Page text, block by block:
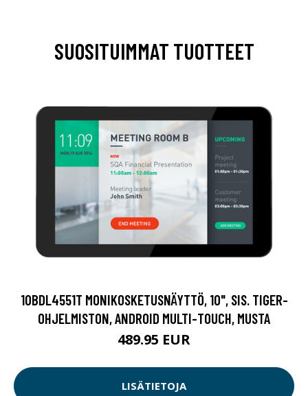
SUOSITUIMMAT TUOTTEET
10BDL4551T MONIKOSKETUSNÄYTTÖ, 10", SIS. TIGER-
OHJELMISTON, ANDROID MULTI-TOUCH, MUSTA
489.95 EUR
LISÄTIETOJA